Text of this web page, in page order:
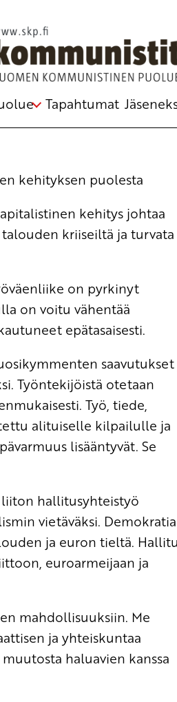
Tapahtumat
kehityksen puolesta
kehityksen puolesta
kehitys johtaa
kriiseiltä ja turvata
on pyrkinyt
on voitu vähentää
epätasaisesti.
saavutukset
Työntekijöistä otetaan
Työ, tiede,
alituiselle kilpailulle ja
lisääntyvät. Se
hallitusyhteistyö
vietäväksi.
ja euron tieltä.
euroarmeijaan ja
mahdollisuuksiin. Me
ja yhteiskuntaa
haluavien kanssa